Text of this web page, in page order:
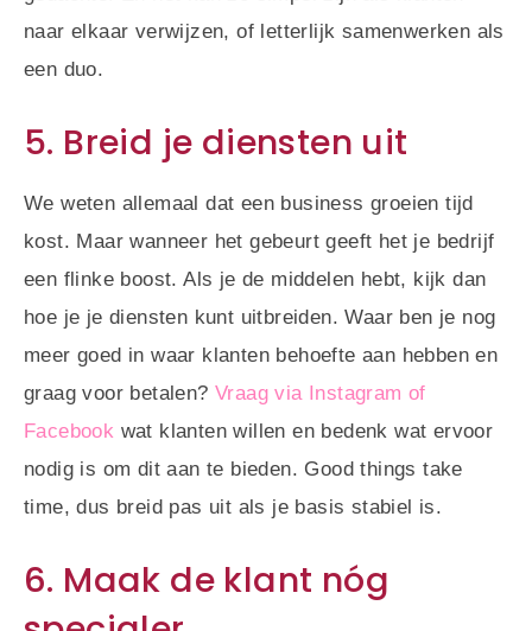
naar elkaar verwijzen, of letterlijk samenwerken als
een duo.
5. Breid je diensten uit
We weten allemaal dat een business groeien tijd
kost. Maar wanneer het gebeurt geeft het je bedrijf
een flinke boost. Als je de middelen hebt, kijk dan
hoe je je diensten kunt uitbreiden. Waar ben je nog
meer goed in waar klanten behoefte aan hebben en
graag voor betalen? Vraag via Instagram of
Facebook wat klanten willen en bedenk wat ervoor
nodig is om dit aan te bieden. Good things take
time, dus breid pas uit als je basis stabiel is.
6. Maak de klant nóg